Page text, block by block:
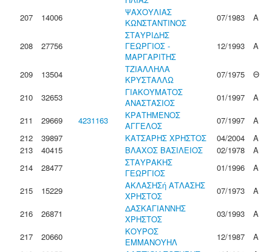
207
14006
ΨΑΧΟΥΛΙΑΣ
ΚΩΝΣΤΑΝΤΙΝΟΣ
07/1983 Α
208 27756
ΣΤΑΥΡΙΔΗΣ
ΓΕΩΡΓΙΟΣ -
ΜΑΡΓΑΡΙΤΗΣ
12/1993 Α
209 13504
ΤΖΙΑΛΛΗΛΑ
ΚΡΥΣΤΑΛΛΩ
07/1975
Θ
210
32653
ΓΙΑΚΟΥΜΑΤΟΣ
ΑΝΑΣΤΑΣΙΟΣ
01/1997
Α
211
29669 4231163
ΚΡΑΤΗΜΕΝΟΣ
ΑΓΓΕΛΟΣ
07/1997
Α
212
39897 ΚΑΤΣΑΡΗΣ ΧΡΗΣΤΟΣ 04/2004
Α
213
40415 ΒΛΑΧΟΣ ΒΑΣΙΛΕΙΟΣ 02/1978
Α
214
28477
ΣΤΑΥΡΑΚΗΣ
ΓΕΩΡΓΙΟΣ
01/1996
Α
215
15229
ΑΚΛΑΣΗΣή ΑΤΛΑΣΗΣ
ΧΡΗΣΤΟΣ
07/1973
Α
216
26871
ΔΑΣΚΑΓΙΑΝΝΗΣ
ΧΡΗΣΤΟΣ
03/1993
Α
217
20660
ΚΟΥΡΟΣ
ΕΜΜΑΝΟΥΗΛ
12/1987
Α